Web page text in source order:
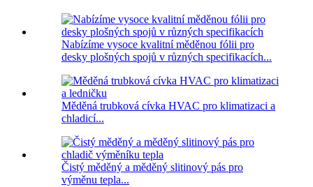
Nabízíme vysoce kvalitní měděnou fólii pro
desky plošných spojů v různých specifikacích...
Měděná trubková cívka HVAC pro klimatizaci a
chladicí...
Čistý měděný a měděný slitinový pás pro
výměnu tepla...